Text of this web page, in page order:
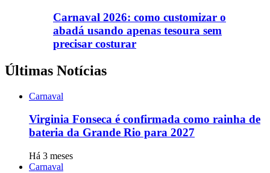
Carnaval 2026: como customizar o
abadá usando apenas tesoura sem
precisar costurar
Últimas Notícias
Carnaval
Virginia Fonseca é confirmada como rainha de
bateria da Grande Rio para 2027
Há 3 meses
Carnaval